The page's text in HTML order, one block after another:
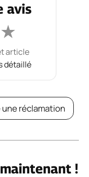
avis
★
article
détaillé
réclamation
!